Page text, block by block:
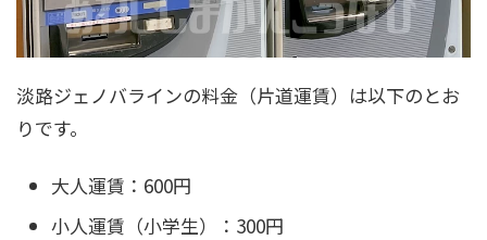
淡路ジェノバラインの料金（片道運賃）は以下のとお
りです。
大人運賃：600円
小人運賃（小学生）：300円